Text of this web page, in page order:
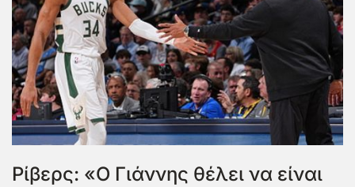
Ρίβερς: «Ο Γιάννης θέλει να είναι